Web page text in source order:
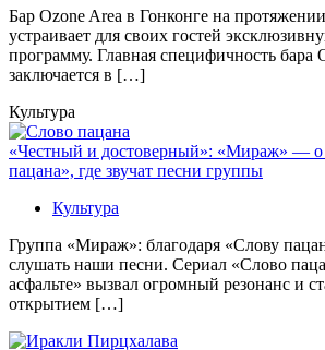
Бaр Ozone Area в Гонконге на
устраивает для своих гостей
программу. Главная специфичность бара
заключается в […]
Культура
«Честный и достоверный»: «Мираж» — о
пацана», где звучат песни группы
Культура
Группа «Мираж»: благодаря «Слову
слушать наши песни. Сериал «Слово
асфальте» вызвал огромный резонанс и
открытием […]